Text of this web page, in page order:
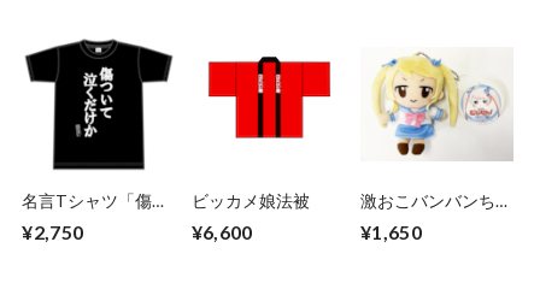
名言Tシャツ「傷つ
¥2,750
ビッカメ娘法被
¥6,600
激おこバンバンちゃ
¥1,650